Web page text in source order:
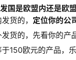
国是欧盟内还是欧
货的， 定位你的公
发货的，先看你的产
150欧元的产品，